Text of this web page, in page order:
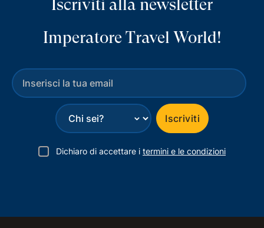
Iscriviti alla newsletter
Imperatore Travel World!
⌄ Iscriviti
Dichiaro di accettare i termini e le condizioni